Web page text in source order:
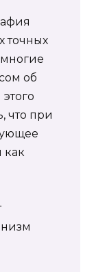
точных
об
что при
как